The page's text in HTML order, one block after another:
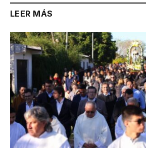
LEER MÁS